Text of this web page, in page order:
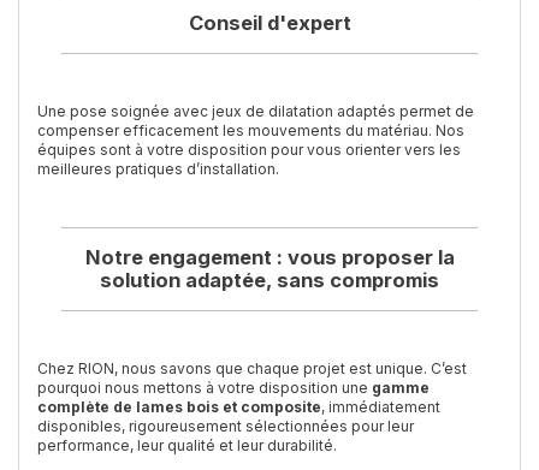
Conseil d'expert
Une pose soignée avec jeux de dilatation adaptés permet de
compenser efficacement les mouvements du matériau. Nos
équipes sont à votre disposition pour vous orienter vers les
meilleures pratiques d’installation.
Notre engagement : vous proposer la
solution adaptée, sans compromis
Chez RION, nous savons que chaque projet est unique. C’est
pourquoi nous mettons à votre disposition une gamme
complète de lames bois et composite, immédiatement
disponibles, rigoureusement sélectionnées pour leur
performance, leur qualité et leur durabilité.